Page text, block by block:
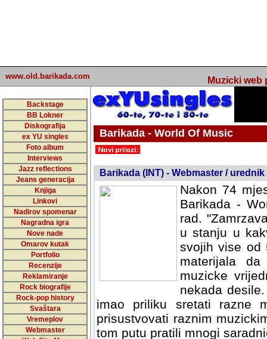
www.old.barikada.com Muzicki web
Backstage
BB Lokner
Diskografija
ex YU singles
Foto album
Interviews
Jazz reflections
Jeans generacija
Knjiga
Linkovi
Nadirov spomenar
Nagradna igra
Nove nade
Omarov kutak
Portfolio
Recenzije
Reklamiranje
Rock biografije
Rock-pop history
Svaštara
Vremeplov
Webmaster
Barikada - World Of Music
Barikada (INT) - Webmaster / urednik
Nakon 74
Barikada -
rad.
u stanju u
svojih vise od
materijala
muzicke
nekada
imao priliku sretati razne
prisustvovati raznim
tom putu pratili mnogi